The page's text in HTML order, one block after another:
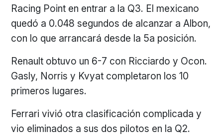
Racing Point en entrar a la Q3. El mexicano
quedó a 0.048 segundos de alcanzar a Albon,
con lo que arrancará desde la 5a posición.
Renault obtuvo un 6-7 con Ricciardo y Ocon.
Gasly, Norris y Kvyat completaron los 10
primeros lugares.
Ferrari vivió otra clasificación complicada y
vio eliminados a sus dos pilotos en la Q2.